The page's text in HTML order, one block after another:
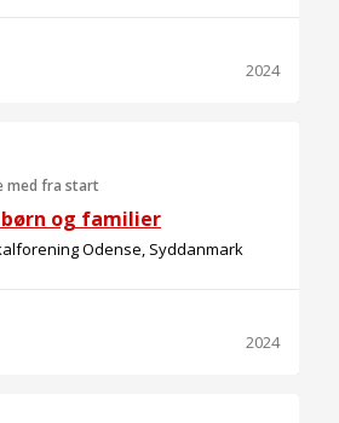
2024
med fra start
og familier
Odense, Syddanmark
2024